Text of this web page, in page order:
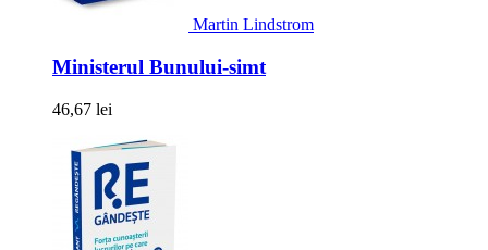
Martin Lindstrom
Ministerul Bunului-simt
46,67 lei